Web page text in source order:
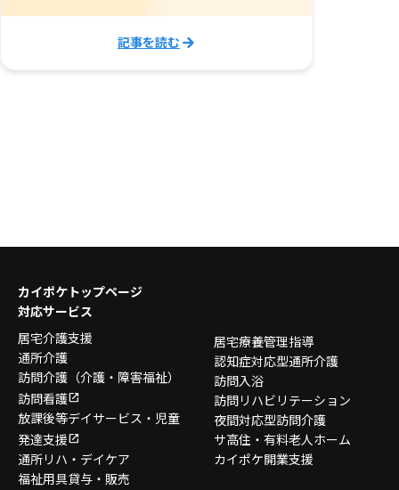
記事を読む
カイポケトップページ
対応サービス
居宅介護支援
通所介護
訪問介護 （介護・障害福祉）
訪問看護
放課後等デイサービス・ 児童
発達支援
通所リハ・デイケア
福祉用具貸与・販売
居宅療養管理指導
認知症対応型通所介護
訪問入浴
訪問リハビリテーション
夜間対応型訪問介護
サ高住・有料老人ホーム
カイポケ開業支援